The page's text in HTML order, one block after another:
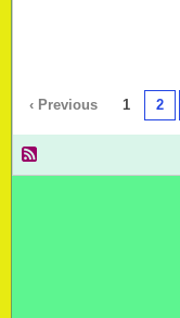
‹ Previous 1 2